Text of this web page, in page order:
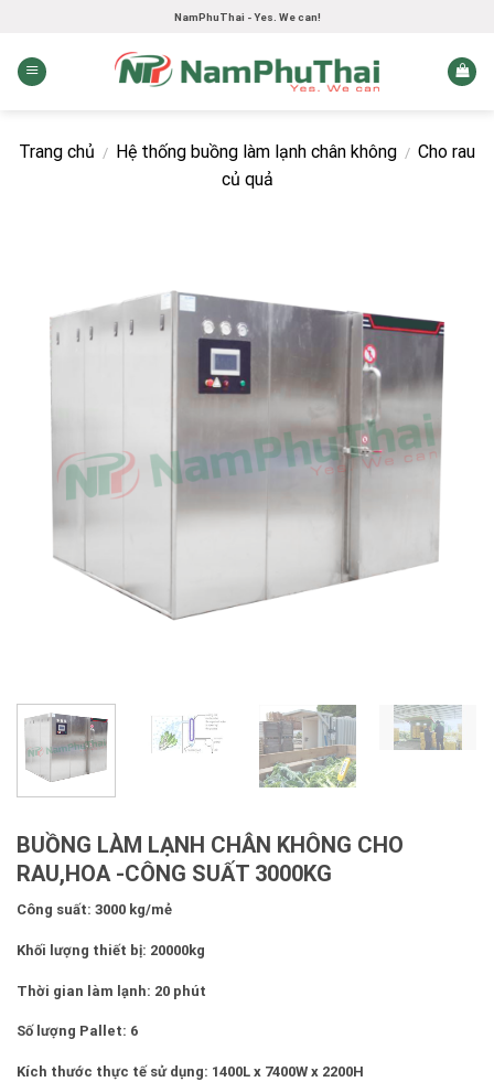
content
NamPhuThai - Yes. We can!
Trang chủ / Hệ thống buồng làm lạnh chân không / Cho rau
củ quả
BUỒNG LÀM LẠNH CHÂN KHÔNG CHO
RAU,HOA -CÔNG SUẤT 3000KG
Công suất: 3000 kg/mẻ
Khối lượng thiết bị: 20000kg
Thời gian làm lạnh: 20 phút
Số lượng Pallet: 6
Kích thước thực tế sử dụng: 1400L x 7400W x 2200H